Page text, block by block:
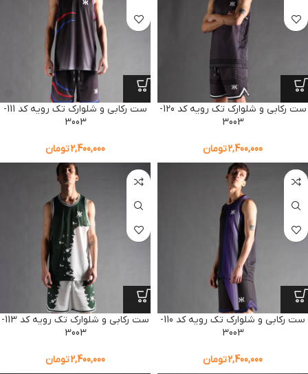
ست رکابی و شلوارک تک رویه کد 120-
3003
2,400,000تومان
ست رکابی و شلوارک تک رویه کد 111-
3003
2,400,000تومان
ست رکابی و شلوارک تک رویه کد 110-
3003
2,400,000تومان
ست رکابی و شلوارک تک رویه کد 113-
3003
2,400,000تومان